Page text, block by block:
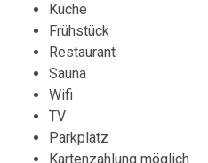
Küche
Frühstück
Restaurant
Sauna
Wifi
TV
Parkplatz
Kartenzahlung möglich